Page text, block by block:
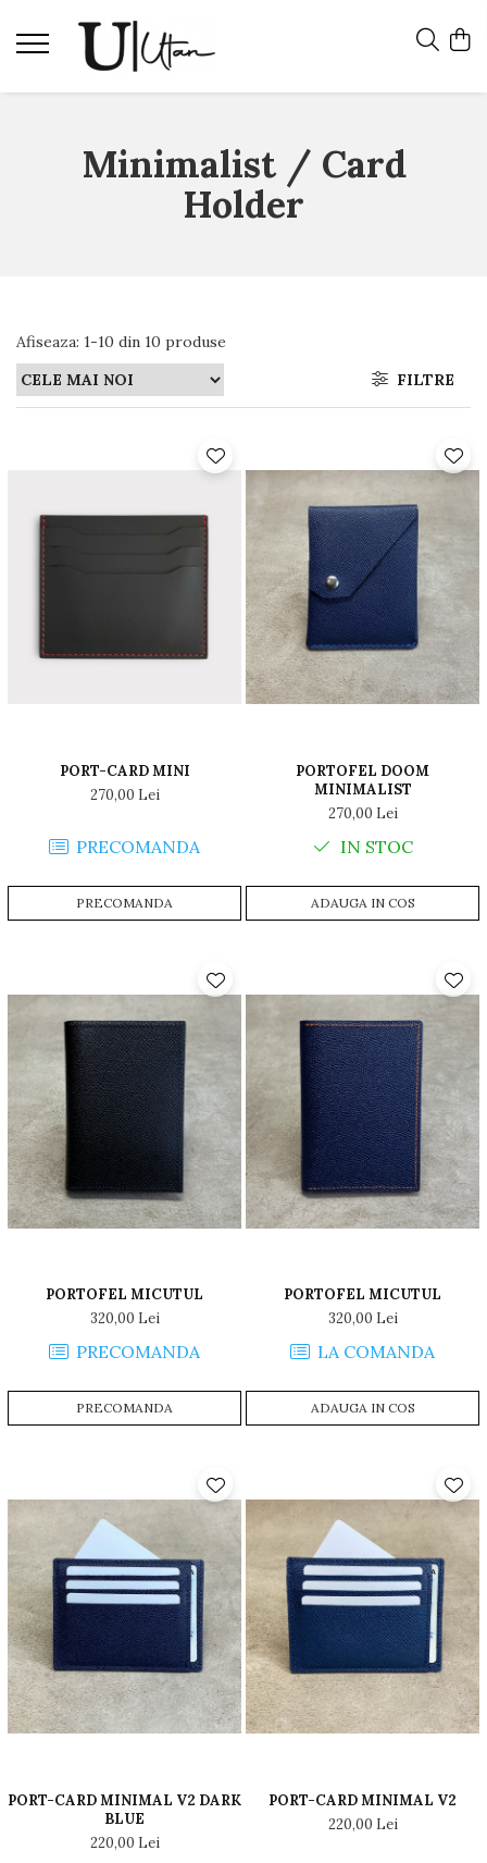
Minimalist / Card
Holder
Afiseaza: 1-10 din 10 produse
FILTRE
PORT-CARD MINI
270,00 Lei
PRECOMANDA
PRECOMANDA
PORTOFEL DOOM
MINIMALIST
270,00 Lei
IN STOC
ADAUGA IN COS
PORTOFEL MICUTUL
320,00 Lei
PRECOMANDA
PRECOMANDA
PORTOFEL MICUTUL
320,00 Lei
LA COMANDA
ADAUGA IN COS
PORT-CARD MINIMAL V2 DARK
BLUE
220,00 Lei
PORT-CARD MINIMAL V2
220,00 Lei